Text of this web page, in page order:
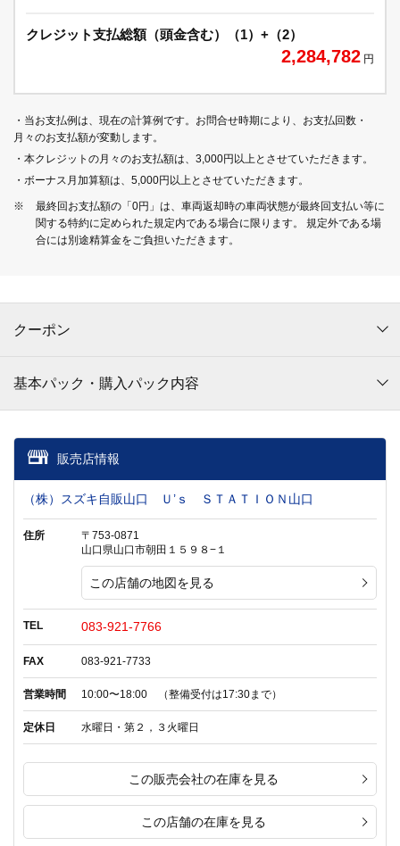
クレジット支払総額（頭金含む）（1）+（2）
2,284,782 円
・当お支払例は、現在の計算例です。お問合せ時期により、お支払回数・
月々のお支払額が変動します。
・本クレジットの月々のお支払額は、3,000円以上とさせていただきます。
・ボーナス月加算額は、5,000円以上とさせていただきます。
※
最終回お支払額の「0円」は、車両返却時の車両状態が最終回支払い等に
関する特約に定められた規定内である場合に限ります。 規定外である場
合には別途精算金をご負担いただきます。
クーポン
基本パック・購入パック内容
販売店情報
（株）スズキ自販山口 Ｕ’ｓ ＳＴＡＴＩＯＮ山口
住所
〒753-0871
山口県山口市朝田１５９８−１
この店舗の地図を見る
TEL 083-921-7766
FAX 083-921-7733
営業時間 10:00〜18:00 （整備受付は17:30まで）
定休日 水曜日・第２，３火曜日
この販売会社の在庫を見る
この店舗の在庫を見る